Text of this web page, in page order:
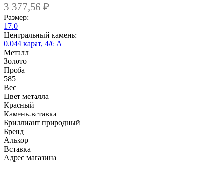
3 377,56 ₽
Размер:
17.0
Центральный камень:
0.044 карат, 4/6 А
Металл
Золото
Проба
585
Вес
Цвет металла
Красный
Камень-вставка
Бриллиант природный
Бренд
Алькор
Вcтавка
Адрес магазина